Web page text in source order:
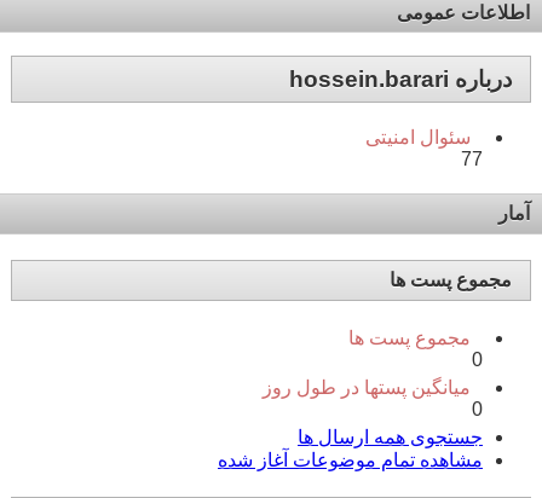
اطلاعات عمومی
درباره hossein.barari
سئوال امنیتی
77
آمار
مجموع پست ها
مجموع پست ها
0
میانگین پستها در طول روز
0
جستجوی همه ارسال ها
مشاهده تمام موضوعات آغاز شده